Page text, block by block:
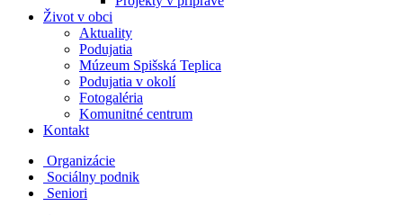
Život v obci
Aktuality
Podujatia
Múzeum Spišská Teplica
Podujatia v okolí
Fotogaléria
Komunitné centrum
Kontakt
Organizácie
Sociálny podnik
Seniori